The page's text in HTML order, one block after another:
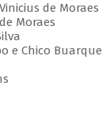
de Moraes
Moraes
e Chico Buarque